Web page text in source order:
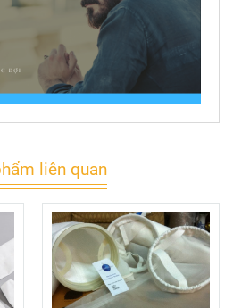
liên quan